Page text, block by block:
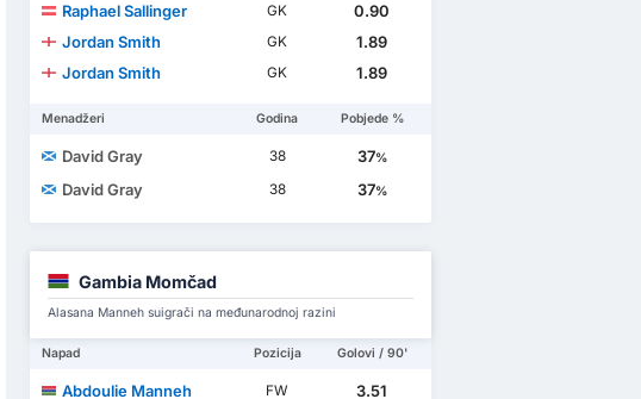
Raphael Sallinger
GK
0.90
Jordan Smith
GK
1.89
Jordan Smith
GK 1.89
Menadžeri Godina Pobjede %
David Gray 38 37%
David Gray 38 37%
Gambia Momčad
Alasana Manneh suigrači na međunarodnoj razini
Napad Pozicija Golovi / 90'
Abdoulie Manneh FW
3.51